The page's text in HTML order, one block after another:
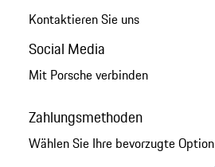
Kontaktieren Sie uns
Social Media
Mit Porsche verbinden
Zahlungsmethoden
Wählen Sie Ihre bevorzugte Option